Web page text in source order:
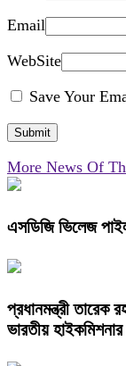
Email
WebSite
Save Your
More News Of
এসডিজি ভিলেজ
প্রধানমন্ত্রী
ভারতীয় হাইকমিশনার